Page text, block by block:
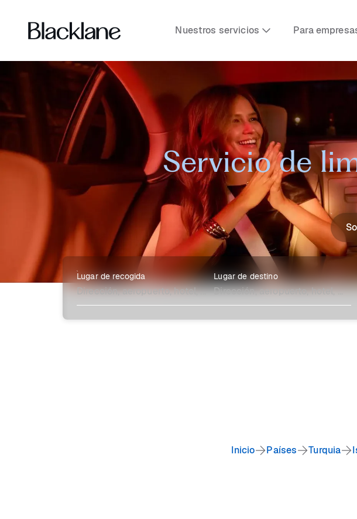
Nuestros servicios Para
Servicio de
Lugar de recogida Lugar de destino
Inicio Países Turquia